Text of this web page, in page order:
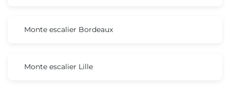
Monte escalier Bordeaux
Monte escalier Lille